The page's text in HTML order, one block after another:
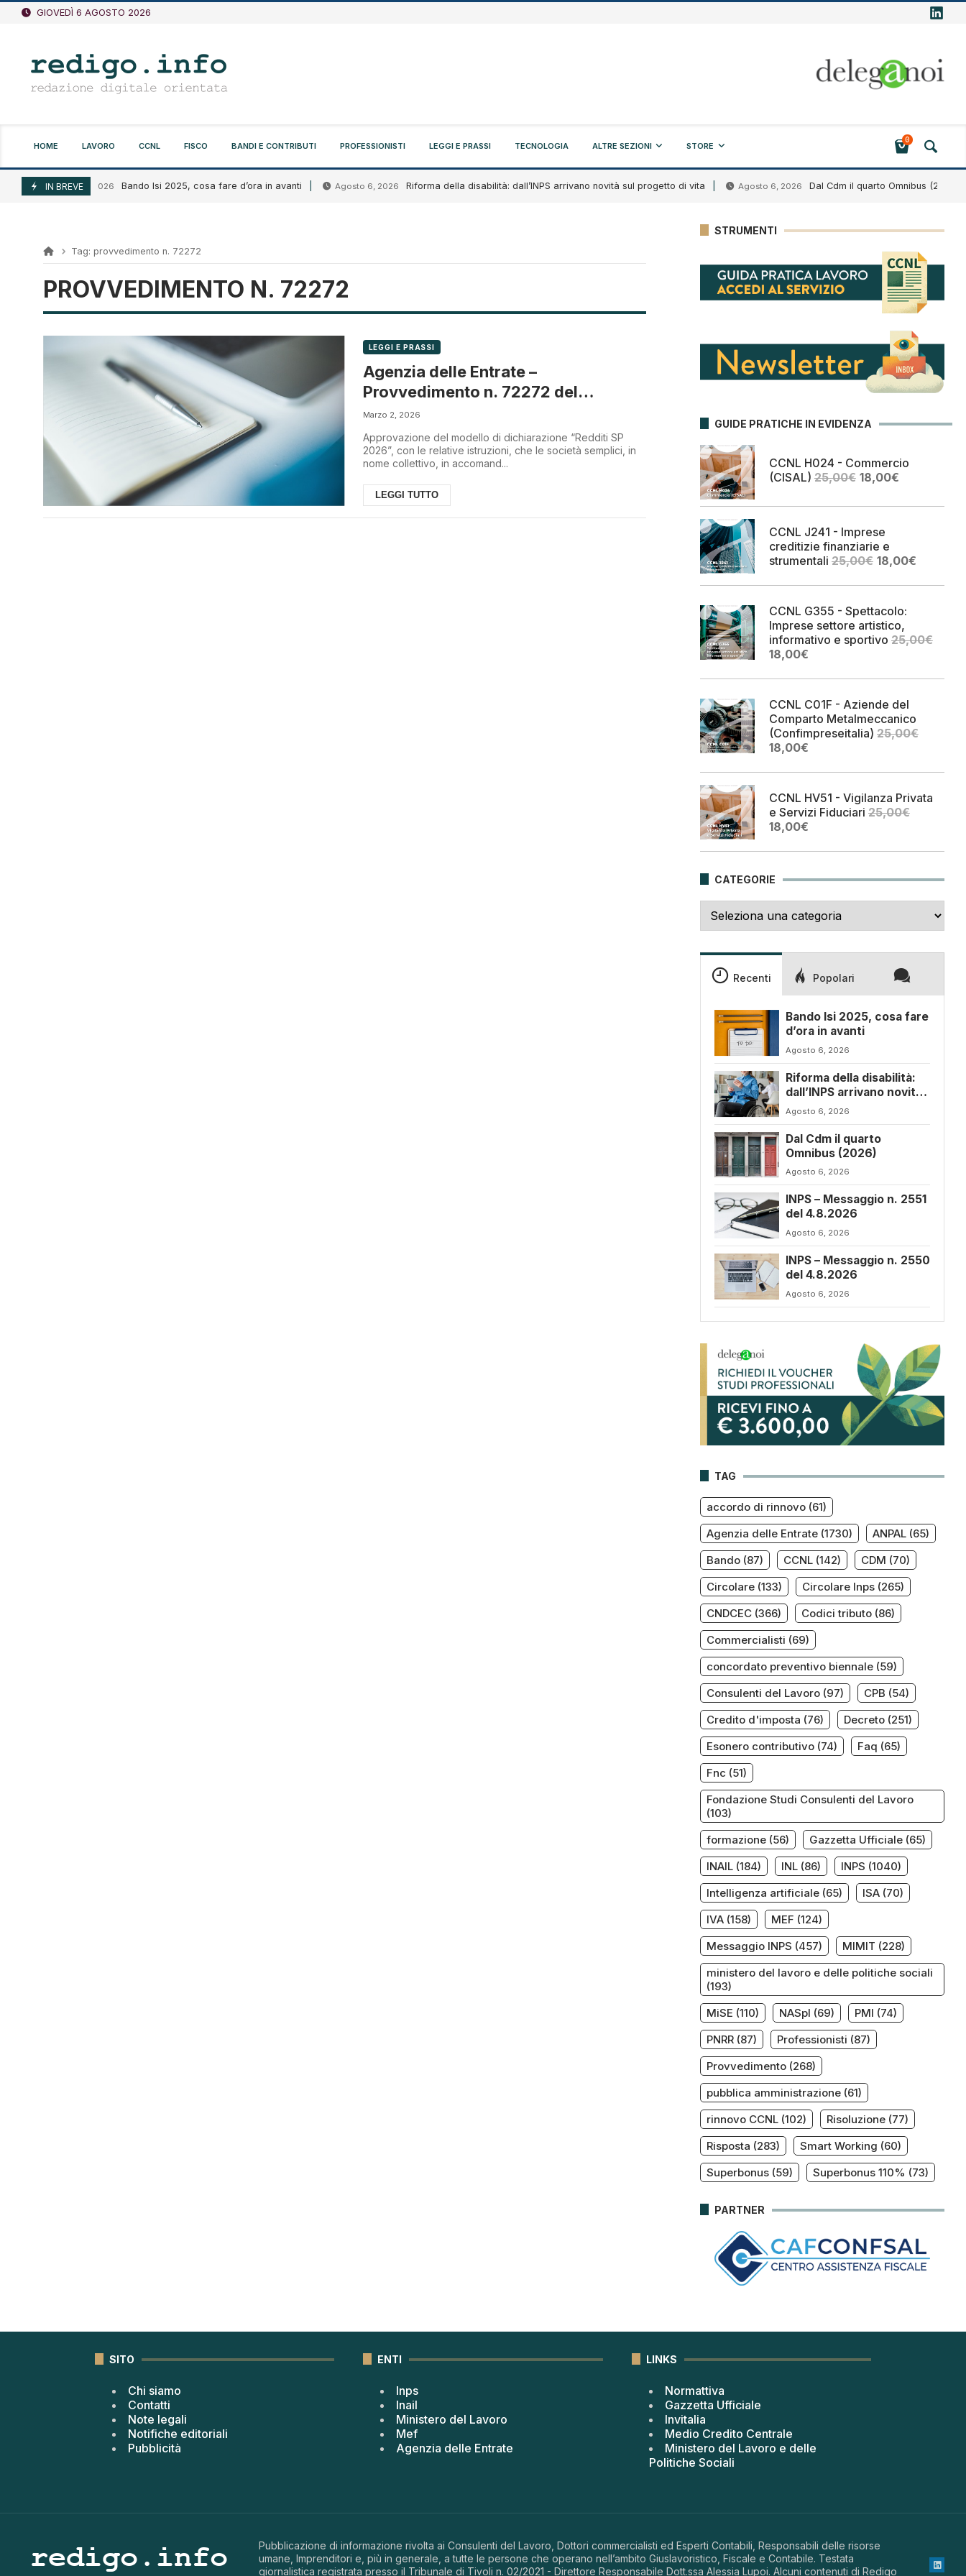
Vai
GIOVEDÌ 6 AGOSTO 2026
HOME LAVORO CCNL FISCO BANDI E CONTRIBUTI PROFESSIONISTI LEGGI E PRASSI TECNOLOGIA ALTRE SEZIONI STORE
0
IN BREVE
Agosto 6, 2026 Bando Isi 2025, cosa fare d’ora in avanti Agosto 6, 2026 Riforma della disabilità: dall’INPS arrivano novità sul progetto di vita Agosto 6, 2026 Dal Cdm il quarto Omnibus (2026)
Tag: provvedimento n. 72272
PROVVEDIMENTO N. 72272
LEGGI E PRASSI
Agenzia delle Entrate –
Provvedimento n. 72272 del
27.2.2026
Marzo 2, 2026
Approvazione del modello di dichiarazione “Redditi SP
2026”, con le relative istruzioni, che le società semplici, in
nome collettivo, in accomand...
LEGGI TUTTO
STRUMENTI
GUIDE PRATICHE IN EVIDENZA
CCNL H024 - Commercio
(CISAL) 25,00€ Il
originale
25,00€.
18,00€Il
attuale
CCNL J241 - Imprese
creditizie finanziarie e
strumentali 25,00€ Il
originale
25,00€.
18,00€Il
attuale
CCNL G355 - Spettacolo:
Imprese settore artistico,
informativo e sportivo 25,00€
Il
originale
25,00€.
18,00€Il
attuale
18,00€.
CCNL C01F - Aziende del
Comparto Metalmeccanico
(Confimpreseitalia) 25,00€
Il
originale
25,00€.
18,00€Il
attuale
18,00€.
CCNL HV51 - Vigilanza Privata
e Servizi Fiduciari 25,00€
Il
originale
25,00€.
18,00€Il
attuale
18,00€.
CATEGORIE
Recenti Popolari
Bando Isi 2025, cosa fare
d’ora in avanti
Agosto 6, 2026
Riforma della disabilità:
dall’INPS arrivano novità
sul progetto di vita
Agosto 6, 2026
Dal Cdm il quarto
Omnibus (2026)
Agosto 6, 2026
INPS – Messaggio n. 2551
del 4.8.2026
Agosto 6, 2026
INPS – Messaggio n. 2550
del 4.8.2026
Agosto 6, 2026
TAG
accordo di rinnovo(61)
Agenzia delle Entrate(1730) ANPAL(65)
Bando(87) CCNL(142) CDM (70)
Circolare(133) Circolare Inps(265)
CNDCEC(366) Codici tributo(86)
Commercialisti (69)
concordato preventivo biennale(59)
Consulenti del Lavoro(97) CPB (54)
Credito d'imposta (76) Decreto(251)
Esonero contributivo(74) Faq (65)
Fnc (51)
Fondazione Studi Consulenti del Lavoro
(103)
formazione(56) Gazzetta Ufficiale(65)
INAIL(184) INL(86) INPS (1040)
Intelligenza artificiale(65) ISA(70)
IVA(158) MEF (124)
Messaggio INPS (457) MIMIT (228)
ministero del lavoro e delle politiche sociali
(193)
MiSE (110) NASpI (69) PMI (74)
PNRR(87) Professionisti (87)
Provvedimento(268)
pubblica amministrazione(61)
rinnovo CCNL(102) Risoluzione(77)
Risposta (283) Smart Working (60)
Superbonus(59) Superbonus 110% (73)
PARTNER
SITO
Chi siamo
Contatti
Note legali
Notifiche editoriali
Pubblicità
ENTI
Inps
Inail
Ministero del Lavoro
Mef
Agenzia delle Entrate
LINKS
Normattiva
Gazzetta Ufficiale
Invitalia
Medio Credito Centrale
Ministero del Lavoro e delle
Politiche Sociali
Pubblicazione di informazione rivolta ai Consulenti del Lavoro, Dottori commercialisti ed Esperti Contabili, Responsabili delle risorse
umane, Imprenditori e, più in generale, a tutte le persone che operano nell’ambito Giuslavoristico, Fiscale e Contabile. Testata
giornalistica registrata presso il Tribunale di Tivoli n. 02/2021 - Direttore Responsabile Dott.ssa Alessia Lupoi. Alcuni contenuti di Redigo